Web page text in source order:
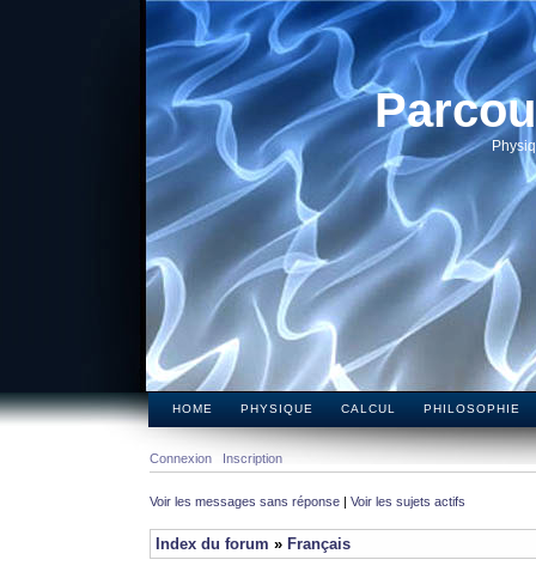
HOME PHYSIQUE CALCUL PHILOSOPHIE
Connexion Inscription
Voir les messages sans réponse | Voir les sujets actifs
Index du forum » Français